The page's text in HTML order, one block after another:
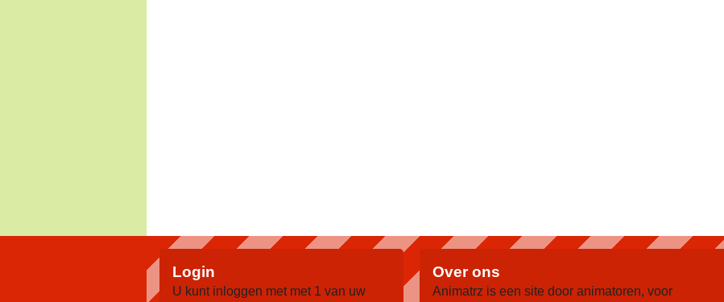
Login
U kunt inloggen met met 1 van uw
Over ons
Animatrz is een site door animatoren, voor